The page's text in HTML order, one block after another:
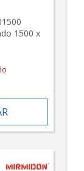
1500 x